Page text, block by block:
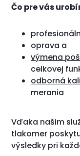
Čo pre vás
oprava a
výmena
celkovej
odborná
merania
Vďaka našim
tlakomer
výsledky pri